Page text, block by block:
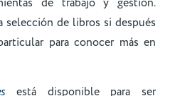
selección de libros si después
para conocer más en
está disponible para ser